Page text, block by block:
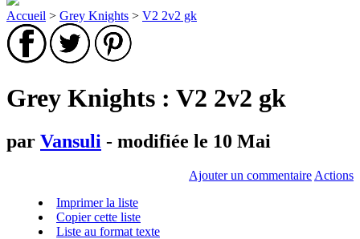
Accueil > Grey Knights > V2 2v2 gk
Grey Knights : V2 2v2 gk
par Vansuli - modifiée le 10 Mai
Ajouter un commentaire Actions
Imprimer la liste
Copier cette liste
Liste au format texte